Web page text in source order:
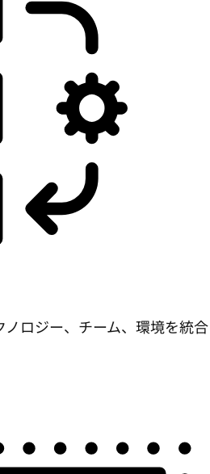
ノロジー、チーム、環境を統合